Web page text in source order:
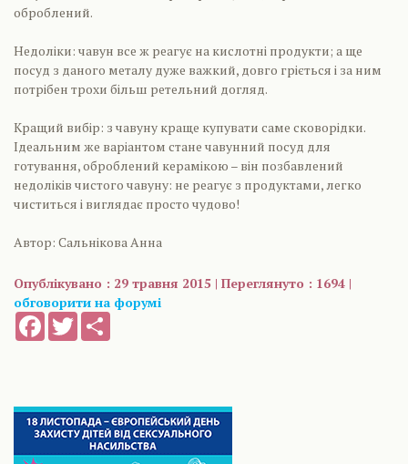
оброблений.
Недоліки: чавун все ж реагує на кислотні продукти; а ще
посуд з даного металу дуже важкий, довго гріється і за ним
потрібен трохи більш ретельний догляд.
Кращий вибір: з чавуну краще купувати саме сковорідки.
Ідеальним же варіантом стане чавунний посуд для
готування, оброблений керамікою – він позбавлений
недоліків чистого чавуну: не реагує з продуктами, легко
чиститься і виглядає просто чудово!
Автор: Сальнікова Анна
Опублікувано : 29 травня 2015 | Переглянуто : 1694 |
обговорити на форумі
FacebookTwitter